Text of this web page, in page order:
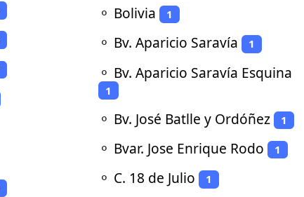
⚬ Bolivia 1
⚬ Bv. Aparicio Saravía 1
⚬ Bv. Aparicio Saravía Esquina
1
⚬ Bv. José Batlle y Ordóñez 1
⚬ Bvar. Jose Enrique Rodo 1
⚬ C. 18 de Julio 1